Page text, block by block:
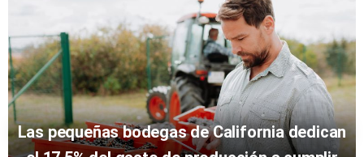
Las pequeñas bodegas de California dedican